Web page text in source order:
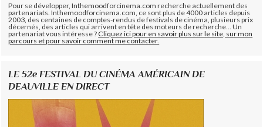
Pour se développer, Inthemoodforcinema.com recherche actuellement des
partenariats. Inthemoodforcinema.com, ce sont plus de 4000 articles depuis
2003, des centaines de comptes-rendus de festivals de cinéma, plusieurs prix
décernés, des articles qui arrivent en tête des moteurs de recherche... Un
partenariat vous intéresse ?Cliquez ici pour en savoir plus sur le site, sur mon
parcours et pour savoir comment me contacter.
LE 52e FESTIVAL DU CINÉMA AMÉRICAIN DE
DEAUVILLE EN DIRECT